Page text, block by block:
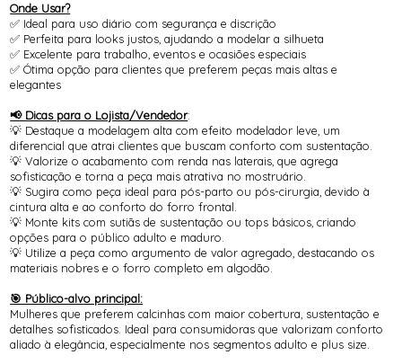
Onde Usar?
✅ Ideal para uso diário com segurança e discrição
✅ Perfeita para looks justos, ajudando a modelar a silhueta
✅ Excelente para trabalho, eventos e ocasiões especiais
✅ Ótima opção para clientes que preferem peças mais altas e
elegantes
📢 Dicas para o Lojista/Vendedor:
💡 Destaque a modelagem alta com efeito modelador leve, um
diferencial que atrai clientes que buscam conforto com sustentação.
💡 Valorize o acabamento com renda nas laterais, que agrega
sofisticação e torna a peça mais atrativa no mostruário.
💡 Sugira como peça ideal para pós-parto ou pós-cirurgia, devido à
cintura alta e ao conforto do forro frontal.
💡 Monte kits com sutiãs de sustentação ou tops básicos, criando
opções para o público adulto e maduro.
💡 Utilize a peça como argumento de valor agregado, destacando os
materiais nobres e o forro completo em algodão.
🎯 Público-alvo principal:
Mulheres que preferem calcinhas com maior cobertura, sustentação e
detalhes sofisticados. Ideal para consumidoras que valorizam conforto
aliado à elegância, especialmente nos segmentos adulto e plus size.